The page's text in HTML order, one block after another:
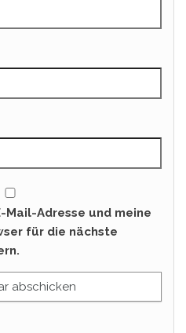
Mail-Adresse und meine
für die nächste